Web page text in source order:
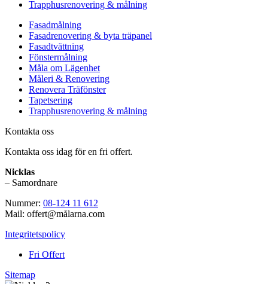
Trapphusrenovering & målning
Fasadmålning
Fasadrenovering & byta träpanel
Fasadtvättning
Fönstermålning
Måla om Lägenhet
Måleri & Renovering
Renovera Träfönster
Tapetsering
Trapphusrenovering & målning
Kontakta oss
Kontakta oss idag för en fri offert.
Nicklas
– Samordnare
Nummer: 08-124 11 612
Mail: offert@målarna.com
Integritetspolicy
Fri Offert
Sitemap